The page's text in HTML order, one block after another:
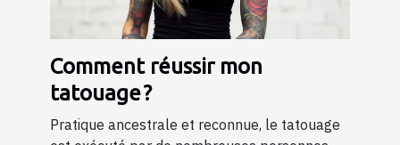
Comment réussir mon
tatouage ?
Pratique ancestrale et reconnue, le tatouage